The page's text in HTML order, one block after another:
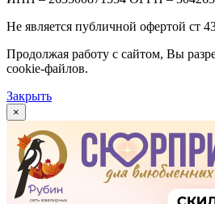
Не является публичной офертой ст
Продолжая работу с сайтом, Вы
cookie-файлов.
Закрыть
×